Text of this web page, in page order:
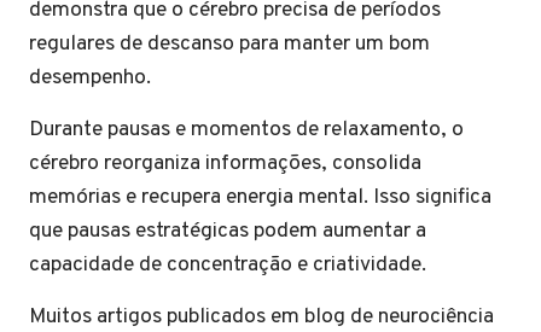
demonstra que o cérebro precisa de períodos
regulares de descanso para manter um bom
desempenho.
Durante pausas e momentos de relaxamento, o
cérebro reorganiza informações, consolida
memórias e recupera energia mental. Isso significa
que pausas estratégicas podem aumentar a
capacidade de concentração e criatividade.
Muitos artigos publicados em blog de neurociência